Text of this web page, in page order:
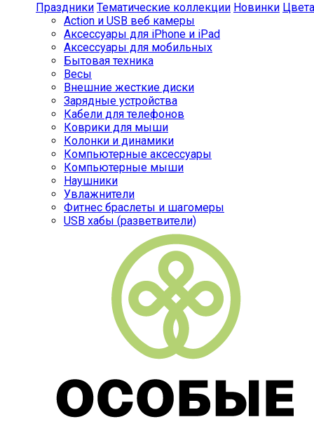
Праздники Тематические коллекции Новинки Цвета
Action и USB веб камеры
Аксессуары для iPhone и iPad
Аксессуары для мобильных
Бытовая техника
Весы
Внешние жесткие диски
Зарядные устройства
Кабели для телефонов
Коврики для мыши
Колонки и динамики
Компьютерные аксессуары
Компьютерные мыши
Наушники
Увлажнители
Фитнес браслеты и шагомеры
USB хабы (разветвители)